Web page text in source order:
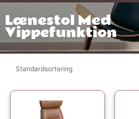
Gå
indholdet
Lænestol Med
Vippefunktion